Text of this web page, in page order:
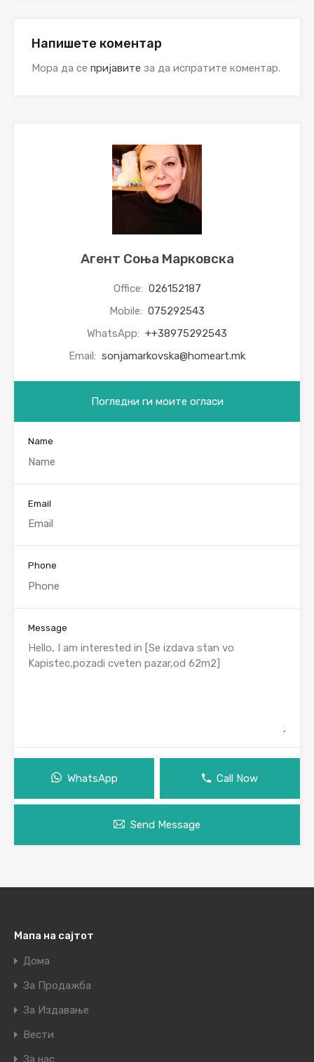
Напишете коментар
Мора да се пријавите за да испратите коментар.
Агент Соња Марковска
Office: 026152187
Mobile: 075292543
WhatsApp: ++38975292543
Email: sonjamarkovska@homeart.mk
Погледни ги моите огласи
Name
Email
Phone
Message
WhatsApp Call Now
Send Message
Мапа на сајтот
Дома
За Продажба
За Издавање
Вести
За нас